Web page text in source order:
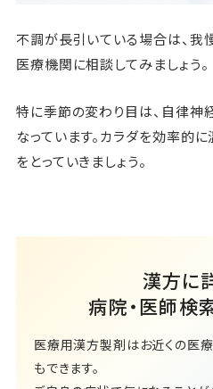
不調が長引いている場合は、我
医療機関に相談してみましょう。
特に季節の変わり目は、自律神
なっています。カラダを効率的
をとっていきましょう。
漢方に
病院・医師検
医療用漢方製剤はお近くの医
もできます。